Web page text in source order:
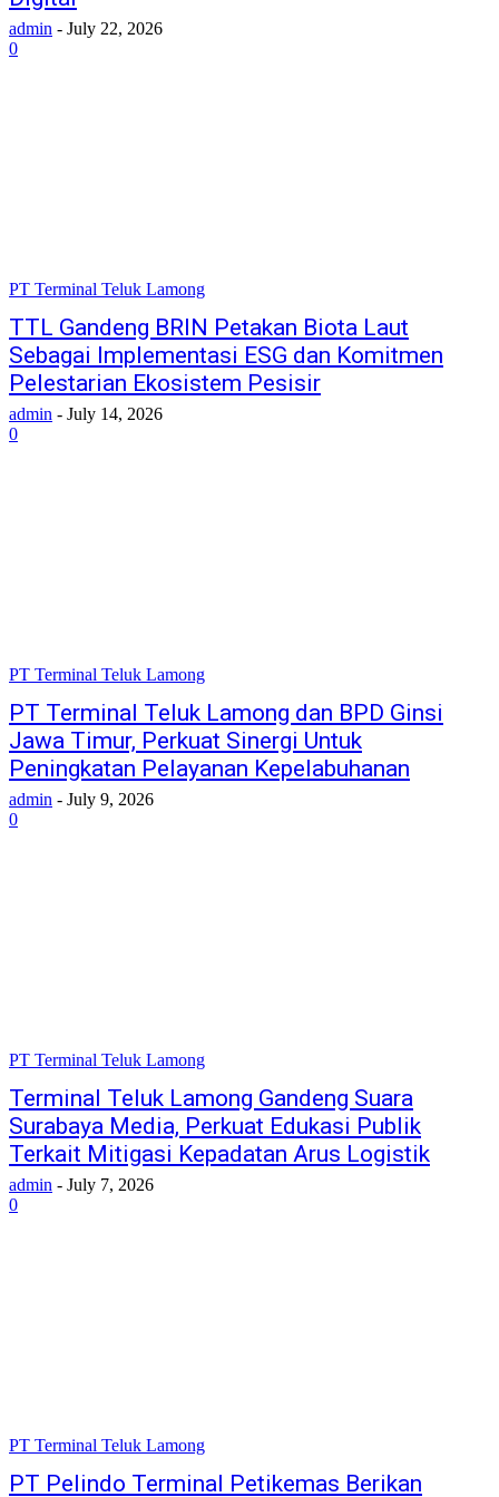
admin - July 22, 2026
0
PT Terminal Teluk Lamong
TTL Gandeng BRIN Petakan Biota Laut
Sebagai Implementasi ESG dan Komitmen
Pelestarian Ekosistem Pesisir
admin - July 14, 2026
0
PT Terminal Teluk Lamong
PT Terminal Teluk Lamong dan BPD Ginsi
Jawa Timur, Perkuat Sinergi Untuk
Peningkatan Pelayanan Kepelabuhanan
admin - July 9, 2026
0
PT Terminal Teluk Lamong
Terminal Teluk Lamong Gandeng Suara
Surabaya Media, Perkuat Edukasi Publik
Terkait Mitigasi Kepadatan Arus Logistik
admin - July 7, 2026
0
PT Terminal Teluk Lamong
PT Pelindo Terminal Petikemas Berikan